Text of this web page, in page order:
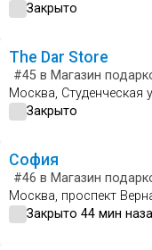
Закрыто
The Dar Store
#45 в Магазин
Москва, Студенческая
Закрыто
София
#46 в Магазин
Москва, проспект
Закрыто 44 мин